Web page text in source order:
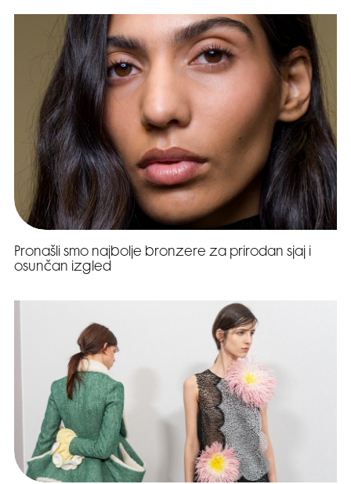
Pronašli smo najbolje bronzere za prirodan sjaj i
osunčan izgled